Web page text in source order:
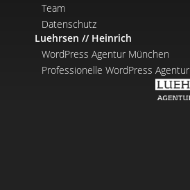
Team
Datenschutz
Luehrsen // Heinrich
WordPress Agentur München
Professionelle WordPress Agentur